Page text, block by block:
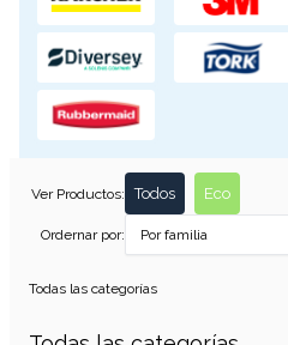
Ver Productos: Todos Eco
Ordernar por: Por familia
Todas las categorías